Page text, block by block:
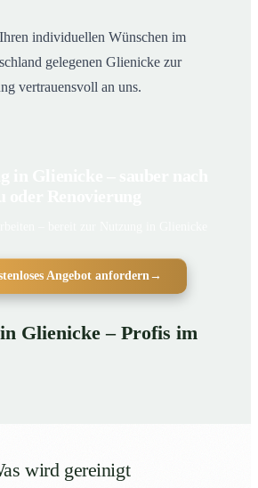
individuellen Wünschen im
gelegenen Glienicke zur
vertrauensvoll an uns.
Angebot anfordern→
Glienicke – Profis im
wird gereinigt